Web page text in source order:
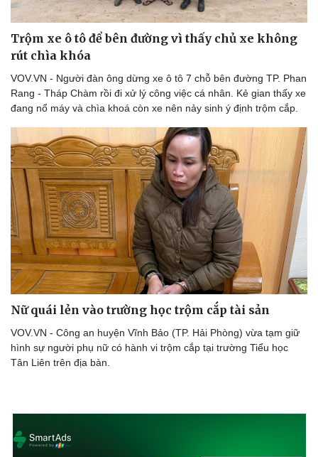
Thông tin doanh nghiệp
Doanh nghiệp 24h
Doanh nhân
Vì cộng đồng
Tin Công nghệ
Trải nghiệm
Chuyển đổi số
Trộm xe ô tô để bên đường vì thấy chủ xe không
rút chìa khóa
VOV.VN - Người đàn ông dừng xe ô tô 7 chỗ bên đường TP. Phan
Rang - Tháp Chàm rồi đi xử lý công việc cá nhân. Kẻ gian thấy xe
đang nổ máy và chìa khoá còn xe nên nảy sinh ý định trộm cắp.
Nữ quái lẻn vào trường học trộm cắp tài sản
VOV.VN - Công an huyện Vĩnh Bảo (TP. Hải Phòng) vừa tạm giữ
hình sự người phụ nữ có hành vi trộm cắp tại trường Tiểu học
Tân Liên trên địa bàn.